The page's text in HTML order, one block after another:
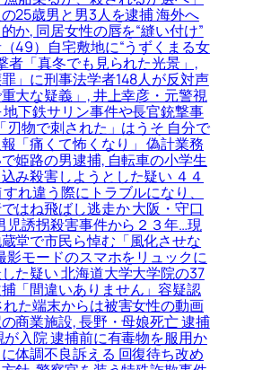
25歳男と男3人を逮捕 海外へ
か, 同居女性の唇を“縫い付け”
49）自宅敷地に“うずくまる女
者「真冬でも見られた光景」,
罪」に刑事法学者148人が反対声
大な疑義」, 井上幸彦・元警視
地下鉄サリン事件や長官銃撃事
刃物で刺された」はうそ 自分で
「痛くて怖くなり」 偽計業務
姫路の男逮捕, 自転車の小学生
み殺害しようとした疑い ４４
れ違う際にトラブルになり、
はね飛ばし逃走か 大阪・守口
児誘拐殺害事件から２３年…現
堂で市民ら悼む「風化させな
影モードのスマホをリュックに
た疑い 北海道大学大学院の37
「間違いありません」容疑認
れた端末からは被害女性の動画
商業施設, 長野・母娘死亡 逮捕
入院 逮捕前に有毒物を服用か
体調不良訴える 回復待ち改め